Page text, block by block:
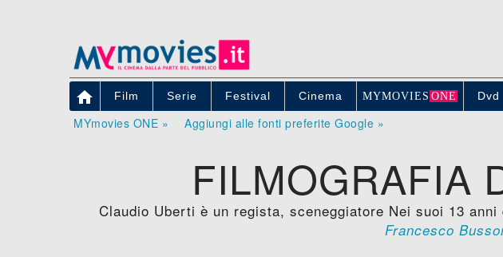
 Film Serie Festival Cinema MYMOVIE S ONE Dvd
MYmovies ONE » Aggiungi alle fonti preferite Google »
FILMOGRAFIA
Claudio Uberti è un regista, sceneggiatore Nei suoi 13
Francesco